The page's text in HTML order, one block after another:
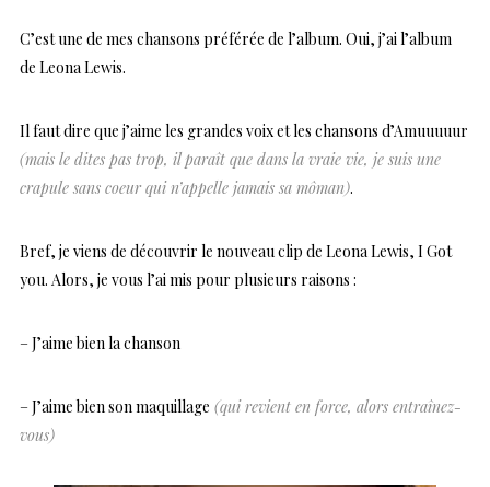
C’est une de mes chansons préférée de l’album. Oui, j’ai l’album
de Leona Lewis.
Il faut dire que j’aime les grandes voix et les chansons d’Amuuuuur
(mais le dites pas trop, il paraît que dans la vraie vie, je suis une
crapule sans coeur qui n’appelle jamais sa môman).
Bref, je viens de découvrir le nouveau clip de Leona Lewis, I Got
you. Alors, je vous l’ai mis pour plusieurs raisons :
– J’aime bien la chanson
– J’aime bien son maquillage (qui revient en force, alors entraînez-
vous)